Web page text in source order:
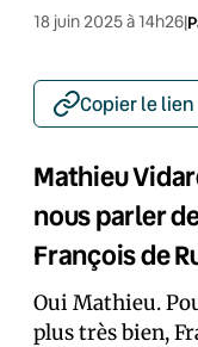
18 juin 2025 à 14h26|
Copier le lien
Mathieu
nous parler
François de
Oui Mathieu.
plus très bien,